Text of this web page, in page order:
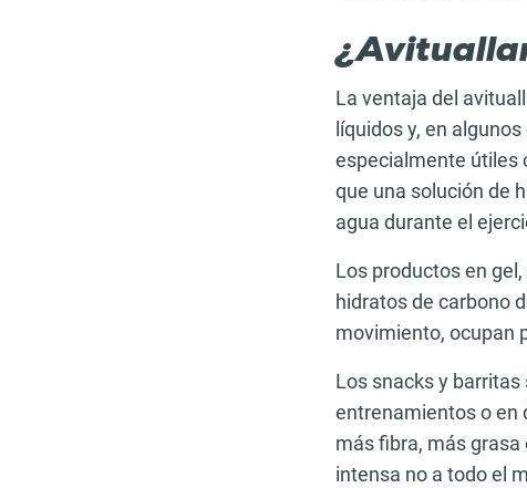
La ventaja del
líquidos y, en
especialmente útiles
que una solución de
agua durante el
Los productos en
hidratos de carbono
movimiento, ocupan
Los snacks y
entrenamientos o en
más fibra, más
intensa no a todo el